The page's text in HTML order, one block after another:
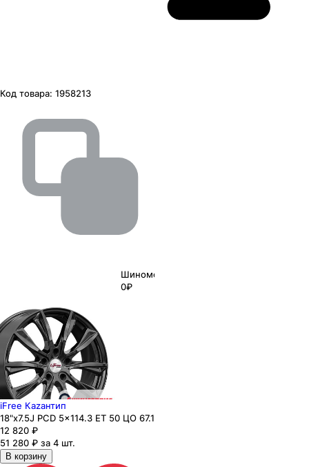
Код товара: 1958213
Шиномонтаж
0₽
iFree Каzaнтип
18"x7.5J PCD 5x114.3 ЕТ 50 ЦО 67.1
12 820 ₽
51 280 ₽ за 4 шт.
В корзину